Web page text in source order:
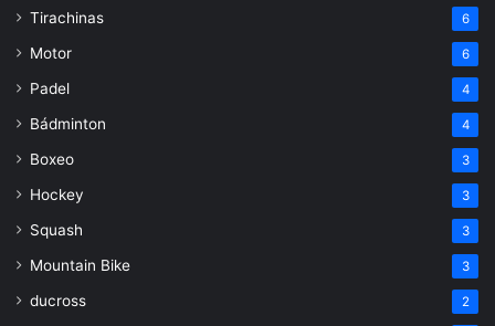
Tirachinas 6
Motor 6
Padel 4
Bádminton 4
Boxeo 3
Hockey 3
Squash 3
Mountain Bike 3
ducross 2